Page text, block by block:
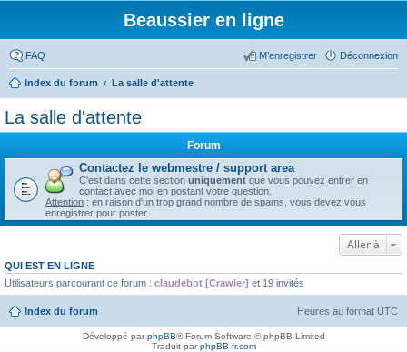
Beaussier en ligne
FAQ Déconnexion
M’enregistrer
Index du forum La salle d'attente
La salle d'attente
Forum
Contactez le webmestre / support area
C'est dans cette section uniquement que vous pouvez entrer en
contact avec moi en postant votre question.
Attention : en raison d'un trop grand nombre de spams, vous devez vous
enregistrer pour poster.
Aller à
QUI EST EN LIGNE
Utilisateurs parcourant ce forum : claudebot [Crawler] et 19 invités
Index du forum Heures au format UTC
Développé parphpBB® Forum Software © phpBB Limited
Traduit parphpBB-fr.com